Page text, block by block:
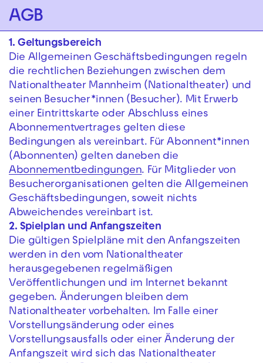
Zur Hauptnavigation springen
Zum Hauptinhalt springen
AGB
1. Geltungsbereich
Die Allgemeinen Geschäftsbedingungen regeln
die rechtlichen Beziehungen zwischen dem
Nationaltheater Mannheim (Nationaltheater) und
seinen Besucher*innen (Besucher). Mit Erwerb
einer Eintrittskarte oder Abschluss eines
Abonnementvertrages gelten diese
Bedingungen als vereinbart. Für Abonnent*innen
(Abonnenten) gelten daneben die
Abonnementbedingungen. Für Mitglieder von
Besucherorganisationen gelten die Allgemeinen
Geschäftsbedingungen, soweit nichts
Abweichendes vereinbart ist.
2. Spielplan und Anfangszeiten
Die gültigen Spielpläne mit den Anfangszeiten
werden in den vom Nationaltheater
herausgegebenen regelmäßigen
Veröffentlichungen und im Internet bekannt
gegeben. Änderungen bleiben dem
Nationaltheater vorbehalten. Im Falle einer
Vorstellungsänderung oder eines
Vorstellungsausfalls oder einer Änderung der
Anfangszeit wird sich das Nationaltheater